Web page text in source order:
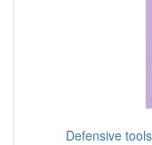
Defensive